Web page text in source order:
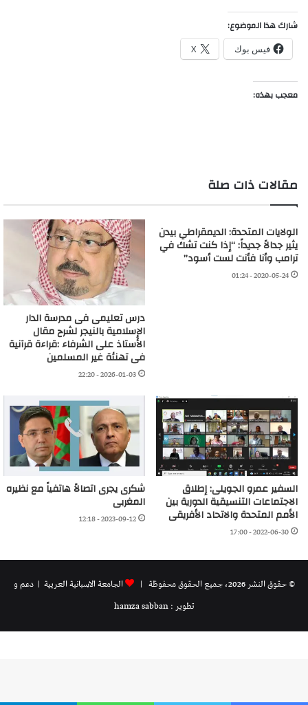
شارك هذا الموضوع:
فيس بوك X
معجب بهذه:
مقالات ذات صلة
الولايات المتحدة: الديمقراطي بيدن
يثير جدالاً جديداً: “إذا كنت تشك في
ترامب وأنا فأنت لست أسود”
2020-05-24 - 01:24
درس تعليمى فى مدرسة الدار
الإسلامية بالنيجر لشرح مقال
الأستاذ على الشرفاء :قراءة قرآنية
فى تهنئة غير المسلمين
2026-01-03 - 22:20
السفير عمرو الجويلى: إطلاق
الاجتماعات التنسيقية الدورية بين
الأمم المتحدة والاتحاد الأفريقى
2022-06-30 - 17:00
شكرى يجرى اتصالاً هاتفياً مع نظيره
المغربى
2023-09-12 - 12:18
© حقوق النشر 2026، جميع الحقوق محفوظة | الجامعة الاسبانية العريية | دعم و
تطوير : hamza sabban